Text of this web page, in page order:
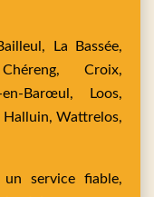
La Bassée,
Chéreng,Croix,
en-Barœul,
Loos,
Halluin, Wattrelos,
service fiable,